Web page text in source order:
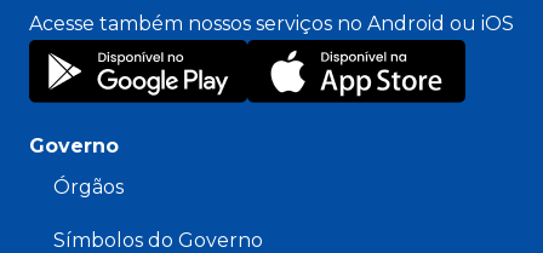
Acesse também nossos serviços no Android ou iOS
Governo
Órgãos
Símbolos do Governo